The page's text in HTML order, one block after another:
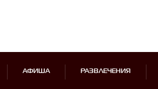
АФИША РАЗВЛЕЧЕНИЯ